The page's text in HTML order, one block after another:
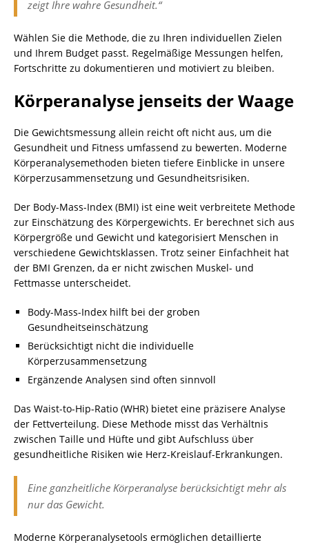
zeigt Ihre wahre Gesundheit.“
Wählen Sie die Methode, die zu Ihren individuellen Zielen
und Ihrem Budget passt. Regelmäßige Messungen helfen,
Fortschritte zu dokumentieren und motiviert zu bleiben.
Körperanalyse jenseits der Waage
Die Gewichtsmessung allein reicht oft nicht aus, um die
Gesundheit und Fitness umfassend zu bewerten. Moderne
Körperanalysemethoden bieten tiefere Einblicke in unsere
Körperzusammensetzung und Gesundheitsrisiken.
Der Body-Mass-Index (BMI) ist eine weit verbreitete Methode
zur Einschätzung des Körpergewichts. Er berechnet sich aus
Körpergröße und Gewicht und kategorisiert Menschen in
verschiedene Gewichtsklassen. Trotz seiner Einfachheit hat
der BMI Grenzen, da er nicht zwischen Muskel- und
Fettmasse unterscheidet.
Body-Mass-Index hilft bei der groben
Gesundheitseinschätzung
Berücksichtigt nicht die individuelle
Körperzusammensetzung
Ergänzende Analysen sind often sinnvoll
Das Waist-to-Hip-Ratio (WHR) bietet eine präzisere Analyse
der Fettverteilung. Diese Methode misst das Verhältnis
zwischen Taille und Hüfte und gibt Aufschluss über
gesundheitliche Risiken wie Herz-Kreislauf-Erkrankungen.
Eine ganzheitliche Körperanalyse berücksichtigt mehr als
nur das Gewicht.
Moderne Körperanalysetools ermöglichen detaillierte